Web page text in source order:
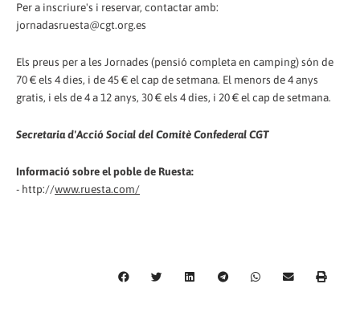
Per a inscriure's i reservar, contactar amb:
jornadasruesta@cgt.org.es
Els preus per a les Jornades (pensió completa en camping) són de
70 € els 4 dies, i de 45 € el cap de setmana. El menors de 4 anys
gratis, i els de 4 a 12 anys, 30 € els 4 dies, i 20 € el cap de setmana.
Secretaria d'Acció Social del Comitè Confederal CGT
Informació sobre el poble de Ruesta:
- http://www.ruesta.com/